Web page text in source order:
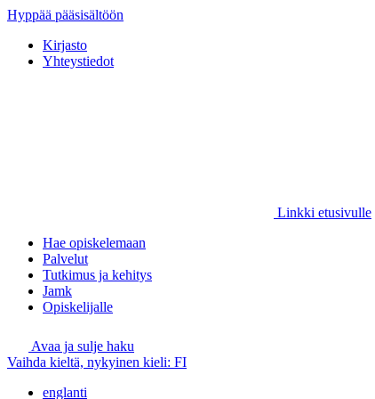
Hyppää pääsisältöön
Kirjasto
Yhteystiedot
Linkki etusivulle
Hae opiskelemaan
Palvelut
Tutkimus ja kehitys
Jamk
Opiskelijalle
Avaa ja sulje haku
Vaihda kieltä, nykyinen kieli: FI
englanti